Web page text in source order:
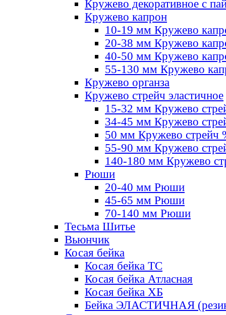
Кружево декоративное с
Кружево капрон
10-19 мм Кружево
20-38 мм Кружево
40-50 мм Кружево
55-130 мм Кружево
Кружево органза
Кружево стрейч эластичное
15-32 мм Кружево
34-45 мм Кружево
50 мм Кружево стрейч
55-90 мм Кружево
140-180 мм Кружево
Рюши
20-40 мм Рюши
45-65 мм Рюши
70-140 мм Рюши
Тесьма Шитье
Вьюнчик
Косая бейка
Косая бейка ТС
Косая бейка Атласная
Косая бейка ХБ
Бейка ЭЛАСТИЧНАЯ